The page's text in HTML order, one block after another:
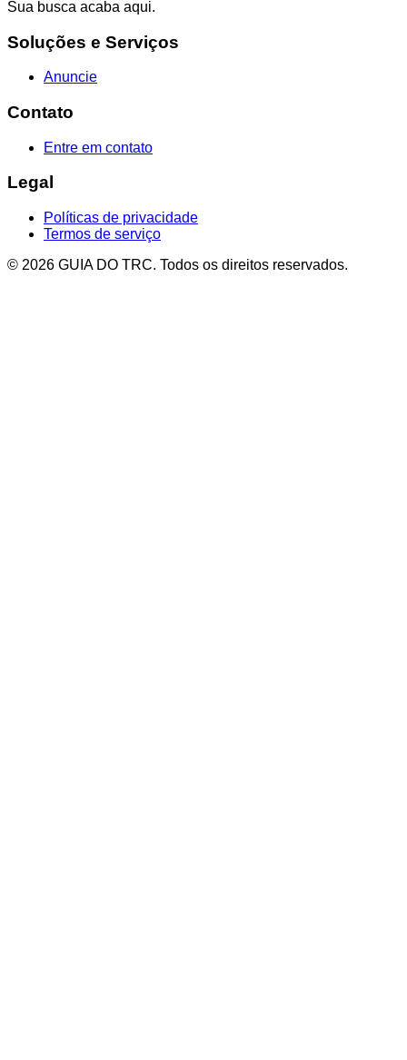
Sua busca acaba aqui.
Soluções e Serviços
Anuncie
Contato
Entre em contato
Legal
Políticas de privacidade
Termos de serviço
© 2026 GUIA DO TRC. Todos os direitos reservados.